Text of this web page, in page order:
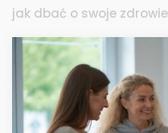
jak dbać o swoje